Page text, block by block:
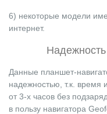
6) некоторые модели
интернет.
Данные планшет-
надежностью, т.к. время
от 3-х часов без
в пользу навигатора